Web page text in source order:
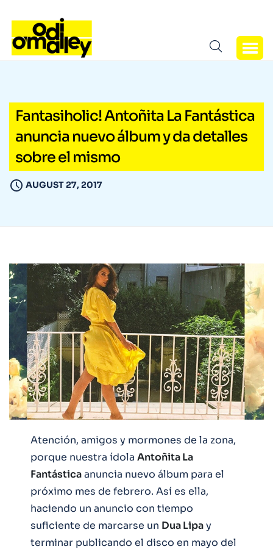
Fantasiholic! Antoñita La Fantástica
anuncia nuevo álbum y da detalles
sobre el mismo
AUGUST 27, 2017
Atención, amigos y mormones de la zona,
porque nuestra ídola Antoñita La
Fantásticaanuncia nuevo álbum para el
próximo mes de febrero. Así es ella,
haciendo un anuncio con tiempo
suficiente de marcarse un Dua Lipay
terminar publicando el disco en mayo del